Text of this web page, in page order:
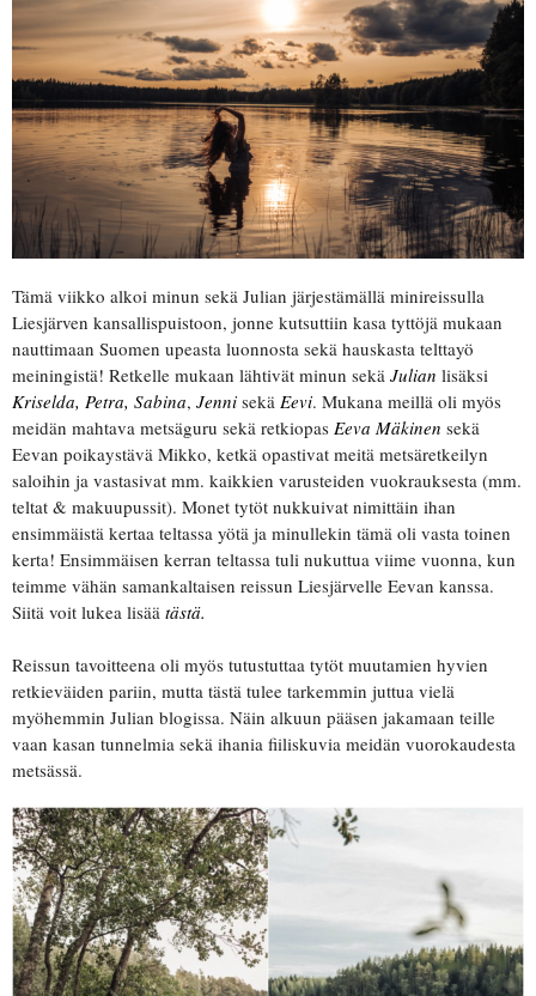
Tämä viikko alkoi minun sekä Julian järjestämällä minireissulla
Liesjärven kansallispuistoon, jonne kutsuttiin kasa tyttöjä mukaan
nauttimaan Suomen upeasta luonnosta sekä hauskasta telttayö
meiningistä! Retkelle mukaan lähtivät minun sekä Julian lisäksi
Kriselda, Petra, Sabina, Jenni sekä Eevi. Mukana meillä oli myös
meidän mahtava metsäguru sekä retkiopas Eeva Mäkinen sekä
Eevan poikaystävä Mikko, ketkä opastivat meitä metsäretkeilyn
saloihin ja vastasivat mm. kaikkien varusteiden vuokrauksesta (mm.
teltat & makuupussit). Monet tytöt nukkuivat nimittäin ihan
ensimmäistä kertaa teltassa yötä ja minullekin tämä oli vasta toinen
kerta! Ensimmäisen kerran teltassa tuli nukuttua viime vuonna, kun
teimme vähän samankaltaisen reissun Liesjärvelle Eevan kanssa.
Siitä voit lukea lisää tästä.
Reissun tavoitteena oli myös tutustuttaa tytöt muutamien hyvien
retkieväiden pariin, mutta tästä tulee tarkemmin juttua vielä
myöhemmin Julian blogissa. Näin alkuun pääsen jakamaan teille
vaan kasan tunnelmia sekä ihania fiiliskuvia meidän vuorokaudesta
metsässä.